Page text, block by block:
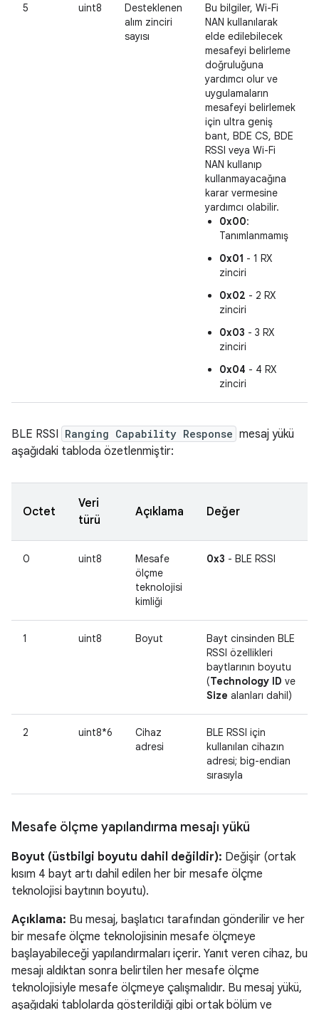
5 uint8
Desteklenen
alım zinciri
sayısı
Bu bilgiler, Wi-Fi
NAN kullanılarak
elde edilebilecek
mesafeyi belirleme
doğruluğuna
yardımcı olur ve
uygulamaların
mesafeyi belirlemek
için ultra geniş
bant, BDE CS, BDE
RSSI veya Wi-Fi
NAN kullanıp
kullanmayacağına
karar vermesine
yardımcı olabilir.
0x00:
Tanımlanmamış
0x01 - 1 RX
zinciri
0x02 - 2 RX
zinciri
0x03 - 3 RX
zinciri
0x04 - 4 RX
zinciri
BLE RSSI Ranging Capability Response mesaj yükü
aşağıdaki tabloda özetlenmiştir:
Octet
Veri
türü
Açıklama Değer
0 uint8
Mesafe
ölçme
teknolojisi
kimliği
0x3 - BLE RSSI
1 uint8 Boyut
Bayt cinsinden BLE
RSSI özellikleri
baytlarının boyutu
(Technology ID ve
Size alanları dahil)
2 uint8*6
Cihaz
adresi
BLE RSSI için
kullanılan cihazın
adresi; big-endian
sırasıyla
Mesafe ölçme yapılandırma mesajı yükü
Boyut (üstbilgi boyutu dahil değildir): Değişir (ortak
kısım 4 bayt artı dahil edilen her bir mesafe ölçme
teknolojisi baytının boyutu).
Açıklama: Bu mesaj, başlatıcı tarafından gönderilir ve her
bir mesafe ölçme teknolojisinin mesafe ölçmeye
başlayabileceği yapılandırmaları içerir. Yanıt veren cihaz, bu
mesajı aldıktan sonra belirtilen her mesafe ölçme
teknolojisiyle mesafe ölçmeye çalışmalıdır. Bu mesaj yükü,
aşağıdaki tablolarda gösterildiği gibi ortak bölüm ve